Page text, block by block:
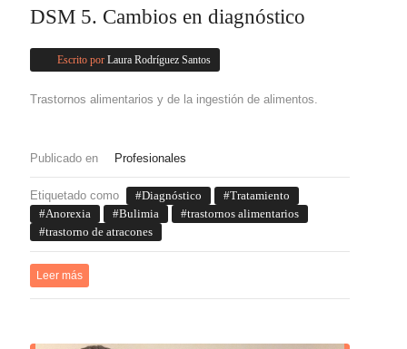
DSM 5. Cambios en diagnóstico
Escrito por Laura Rodríguez Santos
Trastornos alimentarios y de la ingestión de alimentos.
Publicado en Profesionales
Etiquetado como Diagnóstico
Tratamiento
Anorexia
Bulimia
trastornos alimentarios
trastorno de atracones
Leer más